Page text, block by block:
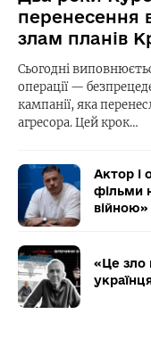
перенесення
злам планів
Сьогодні
операції —
кампанії, яка
агресора. Цей крок…
Актор і
фільми
війною»
«Це зло